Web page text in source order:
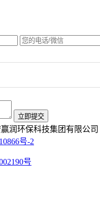
润环保科技集团有限公司
号-2
号